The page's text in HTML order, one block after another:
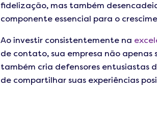
fidelização, mas também
componente essencial para o
Ao investir consistentemente na
de contato, sua empresa não
também cria defensores entusiastas
de compartilhar suas experiências